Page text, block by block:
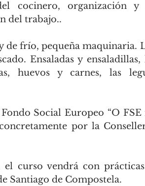
cocinero, organización y
del trabajo..
de frío, pequeña maquinaria.
Ensaladas y
huevos y carnes, las
Social Europeo “O
por la
curso vendrá con
Santiago de Compostela.